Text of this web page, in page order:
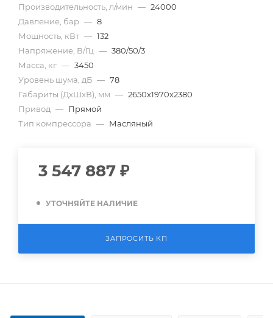
Производительность, л/мин — 24000
Давление, бар — 8
Мощность, кВт — 132
Напряжение, В/Гц — 380/50/3
Масса, кг — 3450
Уровень шума, дБ — 78
Габариты (ДхШхВ), мм — 2650х1970х2380
Привод — Прямой
Тип компрессора — Масляный
3 547 887 ₽
УТОЧНЯЙТЕ НАЛИЧИЕ
ЗАПРОСИТЬ КП